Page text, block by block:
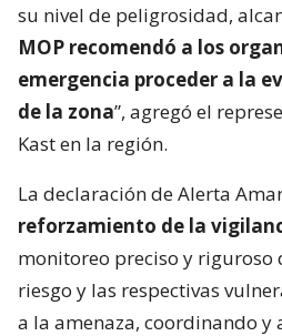
su nivel de peligrosidad,
MOP recomendó a los
emergencia proceder a la
de la zona”, agregó el
Kast en la región.
La declaración de Alerta
reforzamiento de la
monitoreo preciso y riguroso
riesgo y las respectivas
a la amenaza, coordinando y